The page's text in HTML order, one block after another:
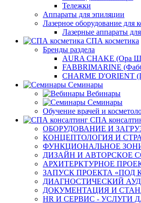
Тележки
Аппараты для эпиляции
Лазерное оборудование для
Лазерные аппараты
СПА косметика
Бренды раздела
AURA CHAKE (Ора
FABBRIMARINE
CHARME D'ORIENT
Семинары
Вебинары
Семинары
Обучение врачей и
СПА
ОБОРУДОВАНИЕ И
КОНЦЕПТОЛОГИЯ И
ФУНКЦИОНАЛЬНОЕ
ДИЗАЙН И АВТОРСКОЕ
АРХИТЕРКТУРНОЕ
ЗАПУСК ПРОЕКТА «ПОД
ДИАГНОСТИЧЕСКИЙ
ДОКУМЕНТАЦИЯ И
HR И СЕРВИС - УСЛУГИ